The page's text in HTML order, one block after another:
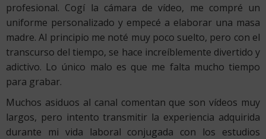
profesional. Cogí la cámara de vídeo, me compré un
uniforme personalizado y empecé a elaborar una masa
madre. Al principio me noté muy poco suelto, pero con el
transcurso del tiempo, se hace increíblemente divertido y
adictivo. Lo único malo es que me falta mucho tiempo
para grabar.
Muchos asiduos al canal comentan que son vídeos muy
largos, pero intento transmitir la experiencia adquirida
durante mi vida laboral conjugada con los estudios